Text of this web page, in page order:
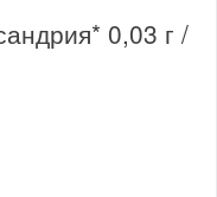
0,03 г /